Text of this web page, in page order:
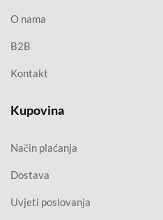
O nama
B2B
Kontakt
Kupovina
Način plaćanja
Dostava
Uvjeti poslovanja